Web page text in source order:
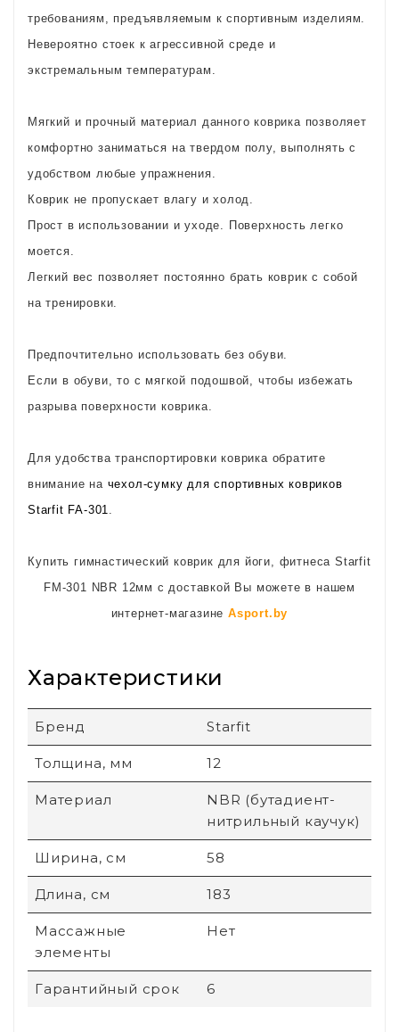
требованиям, предъявляемым к спортивным изделиям.
Невероятно стоек к агрессивной среде и
экстремальным температурам.
Мягкий и прочный материал данного коврика позволяет
комфортно заниматься на твердом полу, выполнять с
удобством любые упражнения.
Коврик не пропускает влагу и холод.
Прост в использовании и уходе. Поверхность легко
моется.
Легкий вес позволяет постоянно брать коврик с собой
на тренировки.
Предпочтительно использовать без обуви.
Если в обуви, то с мягкой подошвой, чтобы избежать
разрыва поверхности коврика.
Для удобства транспортировки коврика обратите
внимание на чехол-сумку для спортивных ковриков
Starfit FA-301
Купить гимнастический коврик для йоги, фитнеса Starfit
FM-301 NBR 12мм с доставкой Вы можете в нашем
интернет-магазинеAsport.by
Характеристики
Бренд Starfit
Толщина, мм 12
Материал
NBR (бутадиент-
нитрильный каучук)
Ширина, см 58
Длина, см 183
Массажные
элементы
Нет
Гарантийный срок 6